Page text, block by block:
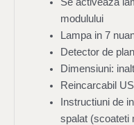
modulului
Lampa in 7
Detector de
Dimensiuni:
Reincarcabil
Instructiuni de
spalat (scoateti